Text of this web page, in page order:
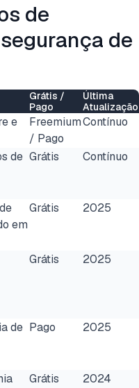
de
de
Grátis /
Pago
Última
Atualização
e
Freemium
/ Pago
Contínuo
de Grátis Contínuo
em
Grátis 2025
Grátis 2025
de Pago 2025
Grátis 2024